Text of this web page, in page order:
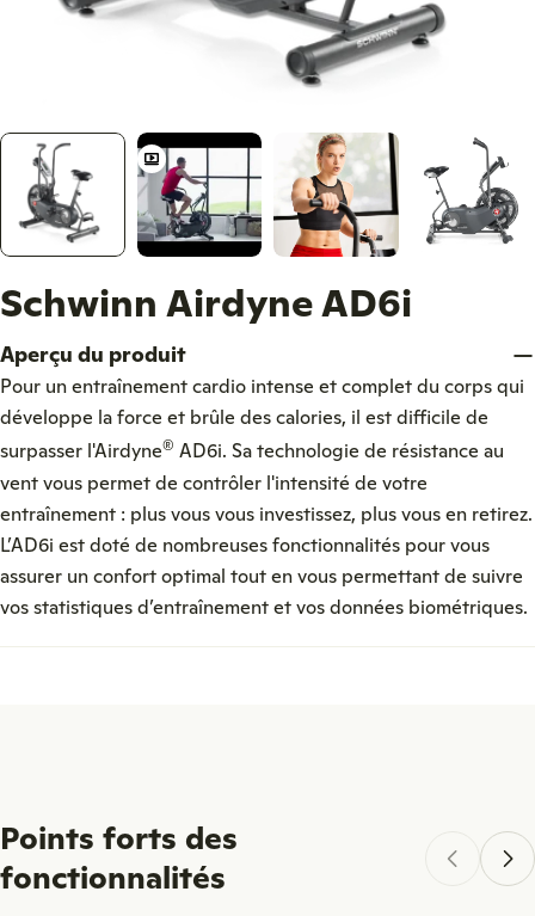
Schwinn Airdyne AD6i
Aperçu du produit
Pour un entraînement cardio intense et complet du corps qui
développe la force et brûle des calories, il est difficile de
surpasser l'Airdyne® AD6i. Sa technologie de résistance au
vent vous permet de contrôler l'intensité de votre
entraînement : plus vous vous investissez, plus vous en retirez.
L’AD6i est doté de nombreuses fonctionnalités pour vous
assurer un confort optimal tout en vous permettant de suivre
vos statistiques d’entraînement et vos données biométriques.
Points forts des
fonctionnalités